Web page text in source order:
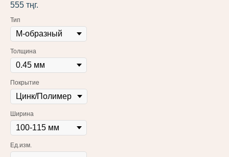
555 тңг.
Тип
Толщина
Покрытие
Ширина
Ед.изм.